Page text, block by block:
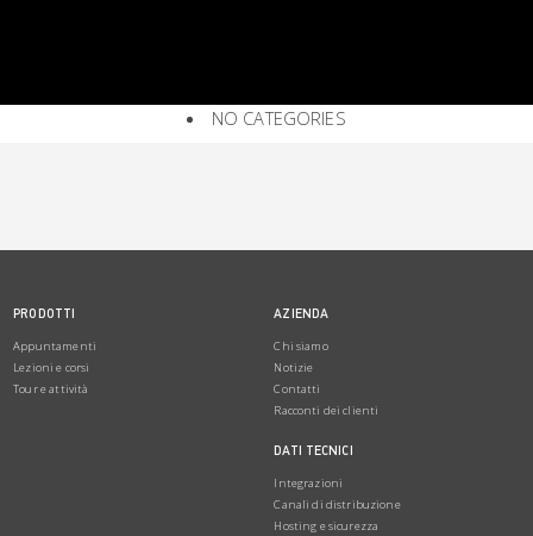
NO CATEGORIES
PRODOTTI
Appuntamenti
Lezioni e corsi
Tour e attività
AZIENDA
Chi siamo
Notizie
Contatti
Racconti dei clienti
DATI TECNICI
Integrazioni
Canali di distribuzione
Hosting e sicurezza